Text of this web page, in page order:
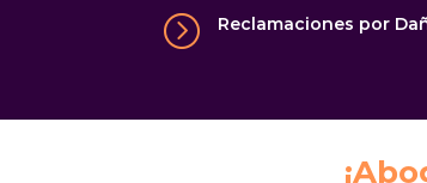
= Reclamaciones por